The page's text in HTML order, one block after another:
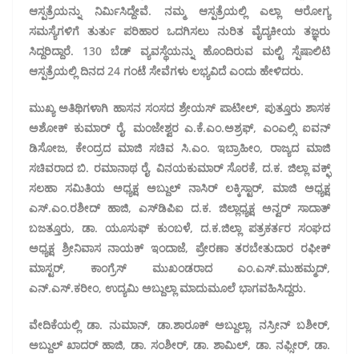
ಆಸ್ಪತ್ರೆಯನ್ನು ನಿರ್ಮಿಸಿದ್ದೇವೆ. ನಮ್ಮ ಆಸ್ಪತ್ರೆಯಲ್ಲಿ ಎಲ್ಲಾ ಆರೋಗ್ಯ
ಸಮಸ್ಯೆಗಳಿಗೆ ತುರ್ತು ಪರಿಹಾರ ಒದಗಿಸಲು ನುರಿತ ವೈದ್ಯಕೀಯ ತಜ್ಞರು
ಸಿದ್ದರಿದ್ದಾರೆ. 130 ಬೆಡ್ ವ್ಯವಸ್ಥೆಯನ್ನು ಹೊಂದಿರುವ ಮಲ್ಟಿ ಸ್ಪೆಷಾಲಿಟಿ
ಆಸ್ಪತ್ರೆಯಲ್ಲಿ ದಿನದ 24 ಗಂಟೆ ಸೇವೆಗಳು ಲಭ್ಯವಿದೆ ಎಂದು ಹೇಳಿದರು.
ಮುಖ್ಯ ಅತಿಥಿಗಳಾಗಿ ಹಾಸನ ಸಂಸದ ಶ್ರೇಯಸ್ ಪಾಟೀಲ್, ಪುತ್ತೂರು ಶಾಸಕ
ಅಶೋಕ್ ಕುಮಾರ್ ರೈ, ಮಂಜೇಶ್ವರ ಎ.ಕೆ.ಎಂ.ಅಶ್ರಫ್, ಎಂಎಲ್ಸಿ ಐವನ್
ಡಿಸೋಜ, ಕೇಂದ್ರದ ಮಾಜಿ ಸಚಿವ ಸಿ.ಎಂ. ಇಬ್ರಾಹೀಂ, ರಾಜ್ಯದ ಮಾಜಿ
ಸಚಿವರಾದ ಬಿ. ರಮಾನಾಥ ರೈ, ವಿನಯಕುಮಾರ್ ಸೊರಕೆ, ದ.ಕ. ಜಿಲ್ಲಾ ವಕ್ಫ್
ಸಲಹಾ ಸಮಿತಿಯ ಅಧ್ಯಕ್ಷ ಅಬ್ದುಲ್ ನಾಸಿರ್ ಲಕ್ಕಿಸ್ಟಾರ್, ಮಾಜಿ ಅಧ್ಯಕ್ಷ
ಎಸ್.ಎಂ.ರಶೀದ್ ಹಾಜಿ, ಎಸ್‌ಡಿಪಿಐ ದ.ಕ. ಜಿಲ್ಲಾಧ್ಯಕ್ಷ ಅನ್ವರ್ ಸಾದಾತ್
ಬಜತ್ತೂರು, ಡಾ. ಯೂಸುಫ್ ಕುಂಬಳೆ, ದ.ಕ.ಜಿಲ್ಲಾ ಪತ್ರಕರ್ತರ ಸಂಘದ
ಅಧ್ಯಕ್ಷ ಶ್ರೀನಿವಾಸ ನಾಯಕ್ ಇಂದಾಜೆ, ಪ್ರೇರಣಾ ತರಬೇತುದಾರ ರಫೀಕ್
ಮಾಸ್ಟರ್, ಕಾಂಗ್ರೆಸ್ ಮುಖಂಡರಾದ ಎಂ.ಎಸ್.ಮುಹಮ್ಮದ್,
ಎನ್.ಎಸ್.ಕರೀಂ, ಉದ್ಯಮಿ ಅಬ್ದುಲ್ಲಾ ಮಾದುಮೂಲೆ ಭಾಗವಹಿಸಿದ್ದರು.
ವೇದಿಕೆಯಲ್ಲಿ ಡಾ. ನುಮಾನ್, ಡಾ.ಶಾರೂಕ್ ಅಬ್ದುಲ್ಲಾ, ನಸ್ರೀನ್ ಬಶೀರ್,
ಅಬ್ದುಲ್ ಖಾದರ್ ಹಾಜಿ, ಡಾ. ಸಂಶೀರ್, ಡಾ. ಶಾಮಿಲ್, ಡಾ. ನಫ್ಸೀರ್, ಡಾ.